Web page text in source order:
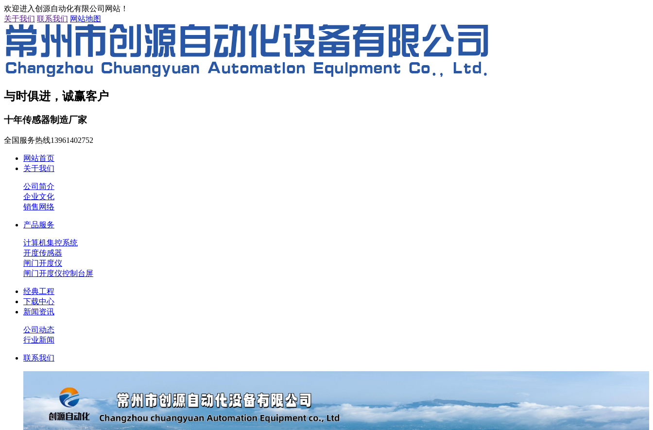
欢迎进入创源自动化有限公司网站！
关于我们 联系我们 网站地图
与时俱进，诚赢客户
十年传感器制造厂家
全国服务热线13961402752
网站首页
关于我们
公司简介
企业文化
销售网络
产品服务
计算机集控系统
开度传感器
闸门开度仪
闸门开度仪控制台屏
经典工程
下载中心
新闻资讯
公司动态
行业新闻
联系我们